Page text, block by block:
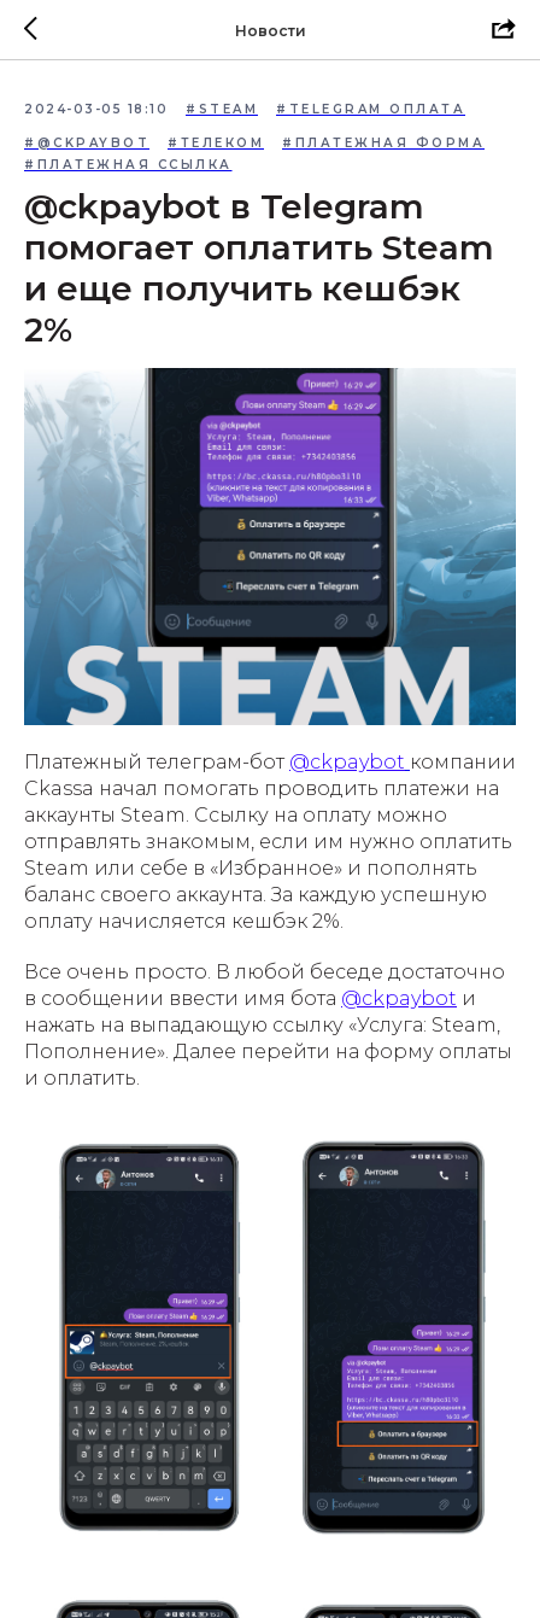
Новости
2024-03-05 18:10 #STEAM #TELEGRAM ОПЛАТА
#@CKPAYBOT #ТЕЛЕКОМ
#ПЛАТЕЖНАЯ ФОРМА
#ПЛАТЕЖНАЯ ССЫЛКА
@ckpaybot в Telegram
помогает оплатить Steam
и еще получить кешбэк
2%
Платежный телеграм-бот @ckpaybot компании
Ckassa начал помогать проводить платежи на
аккаунты Steam. Ссылку на оплату можно
отправлять знакомым, если им нужно оплатить
Steam или себе в «Избранное» и пополнять
баланс своего аккаунта. За каждую успешную
оплату начисляется кешбэк 2%.
Все очень просто. В любой беседе достаточно
в сообщении ввести имя бота @ckpaybot и
нажать на выпадающую ссылку «Услуга: Steam,
Пополнение». Далее перейти на форму оплаты
и оплатить.